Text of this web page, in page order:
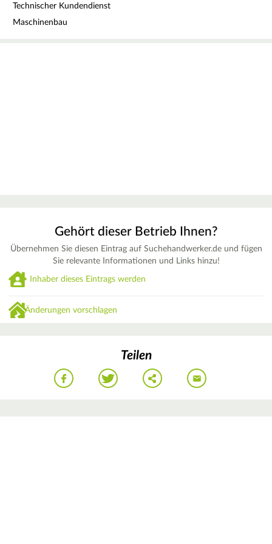
Technischer Kundendienst
Maschinenbau
Gehört dieser Betrieb Ihnen?
Übernehmen Sie diesen Eintrag auf Suchehandwerker.de und fügen
Sie relevante Informationen und Links hinzu!
Inhaber dieses Eintrags werden
Änderungen vorschlagen
Teilen